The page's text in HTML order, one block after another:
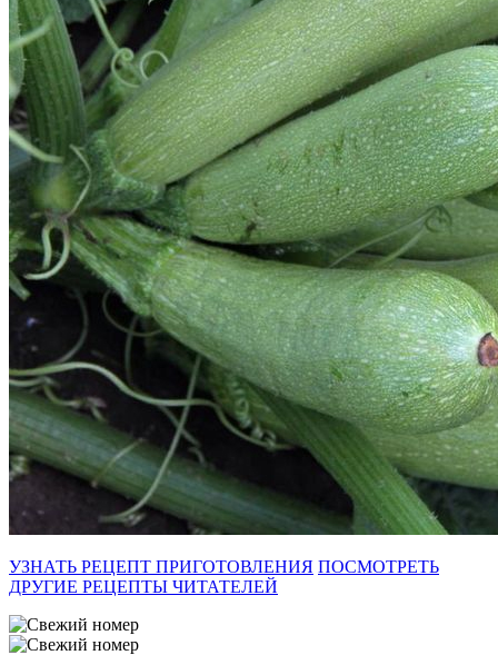
УЗНАТЬ РЕЦЕПТ ПРИГОТОВЛЕНИЯ ПОСМОТРЕТЬ
ДРУГИЕ РЕЦЕПТЫ ЧИТАТЕЛЕЙ